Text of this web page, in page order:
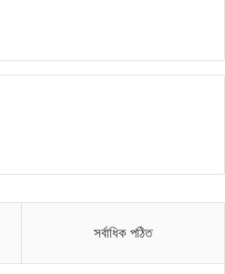
সর্বাধিক পঠিত